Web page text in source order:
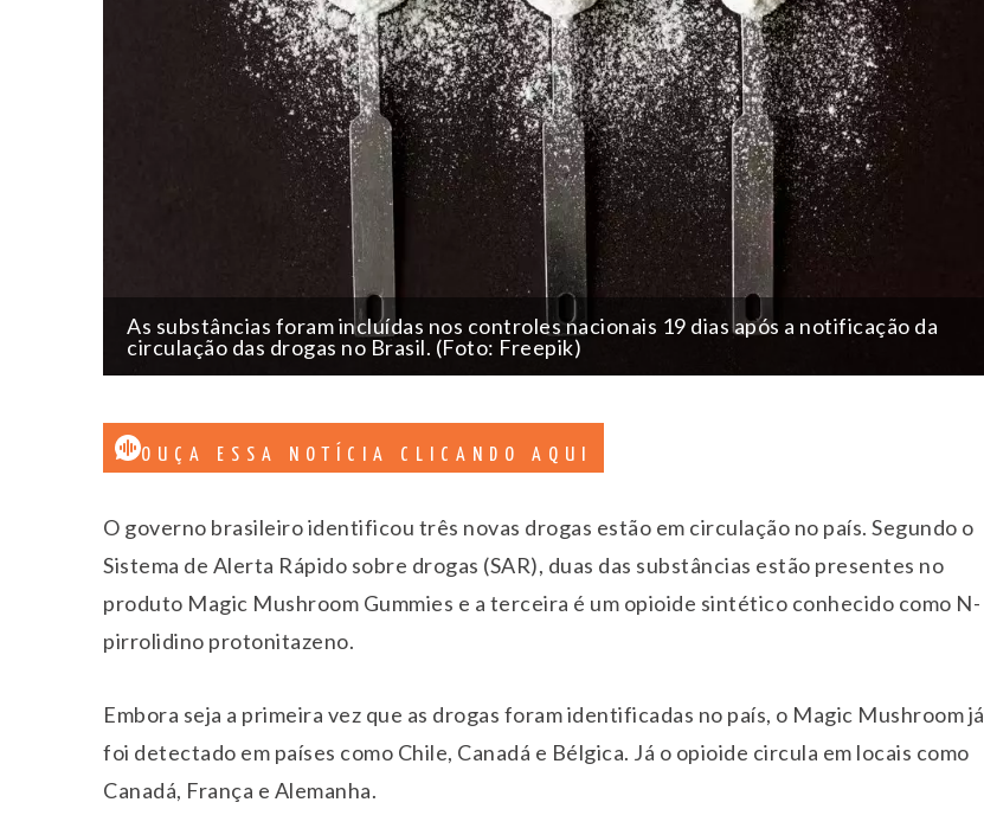
As substâncias foram incluídas nos controles nacionais 19 dias após a notificação da
circulação das drogas no Brasil. (Foto: Freepik)
OUÇA ESSA NOTÍCIA CLICANDO AQUI
O governo brasileiro identificou três novas drogas estão em circulação no país. Segundo o
Sistema de Alerta Rápido sobre drogas (SAR), duas das substâncias estão presentes no
produto Magic Mushroom Gummies e a terceira é um opioide sintético conhecido como N-
pirrolidino protonitazeno.
Embora seja a primeira vez que as drogas foram identificadas no país, o Magic Mushroom já
foi detectado em países como Chile, Canadá e Bélgica. Já o opioide circula em locais como
Canadá, França e Alemanha.